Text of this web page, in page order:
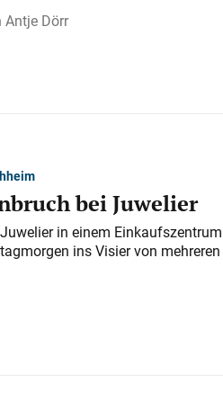
Antje Dörr
bei Juwelier
in einem
ins Visier von